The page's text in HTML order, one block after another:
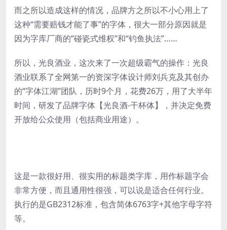
而之所以造成这样的情况，品牌方之所以不小心用上了
这种“需要赔钱才能了事”的字体，很大一部分原因就是
因为字库厂商的“碰瓷式维权”和“钓鱼执法”……
所以，光良酒业，这次来了一次超级霸气的操作：光良
酒业联系了全网第一的资深字体设计师刘兵克及其创办
的“字体江湖”团队，历时9个月，花费26万，用了大半年
时间，研发了品牌字体【光良酒-干杯体】，并决定免费
开放给公众使用（包括商业用途）。
这是一款很好用、很实用的标题类字库，用作标题字会
非常方便，而且通用性很强，可以说是适合任何行业。
执行的是GB2312标准，包含简体6763字+其他字母字符
等。